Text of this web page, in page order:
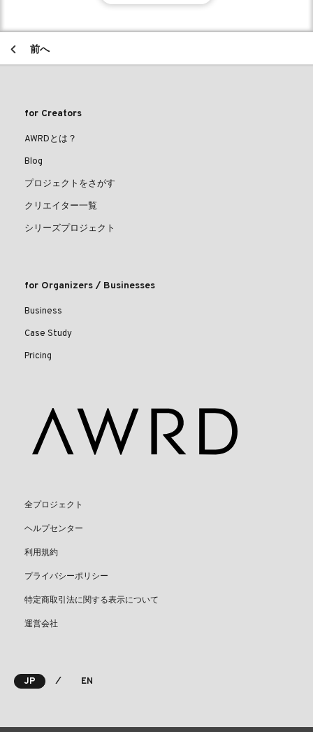
前へ
for Creators
AWRDとは？
Blog
プロジェクトをさがす
クリエイター一覧
シリーズプロジェクト
for Organizers / Businesses
Business
Case Study
Pricing
全プロジェクト
ヘルプセンター
利用規約
プライバシーポリシー
特定商取引法に関する表示について
運営会社
JP ⁄ EN